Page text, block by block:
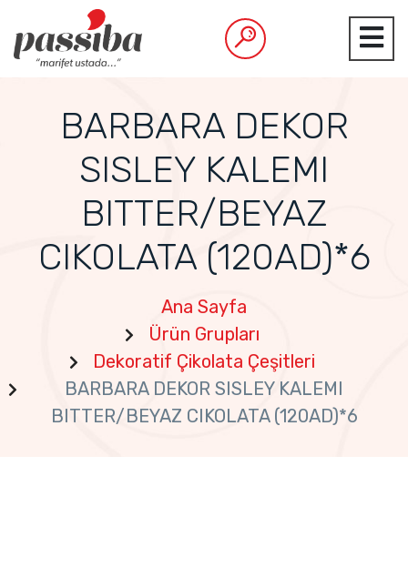
BARBARA DEKOR
SISLEY KALEMI
BITTER/BEYAZ
CIKOLATA (120AD)*6
Ana Sayfa
Ürün Grupları
Dekoratif Çikolata Çeşitleri
BARBARA DEKOR SISLEY KALEMI
BITTER/BEYAZ CIKOLATA (120AD)*6